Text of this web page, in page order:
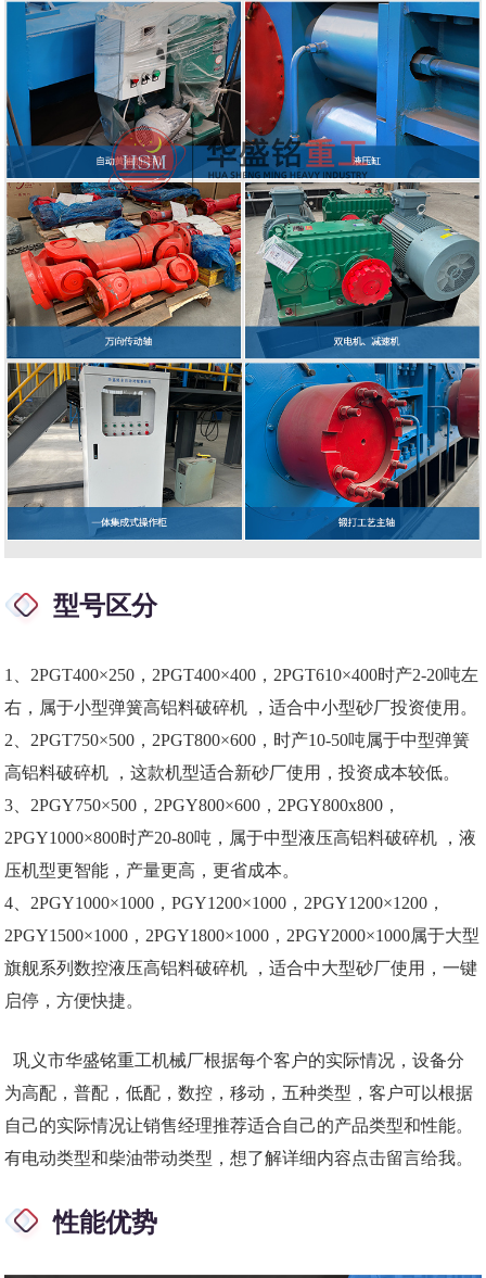
型号区分
1、2PGT400×250，2PGT400×400，2PGT610×400时产2-20吨左
右，属于小型弹簧高铝料破碎机 ，适合中小型砂厂投资使用。
2、2PGT750×500，2PGT800×600，时产10-50吨属于中型弹簧
高铝料破碎机 ，这款机型适合新砂厂使用，投资成本较低。
3、2PGY750×500，2PGY800×600，2PGY800x800，
2PGY1000×800时产20-80吨，属于中型液压高铝料破碎机 ，液
压机型更智能，产量更高，更省成本。
4、2PGY1000×1000，PGY1200×1000，2PGY1200×1200，
2PGY1500×1000，2PGY1800×1000，2PGY2000×1000属于大型
旗舰系列数控液压高铝料破碎机 ，适合中大型砂厂使用，一键
启停，方便快捷。
巩义市华盛铭重工机械厂根据每个客户的实际情况，设备分
为高配，普配，低配，数控，移动，五种类型，客户可以根据
自己的实际情况让销售经理推荐适合自己的产品类型和性能。
有电动类型和柴油带动类型，想了解详细内容点击留言给我。
性能优势